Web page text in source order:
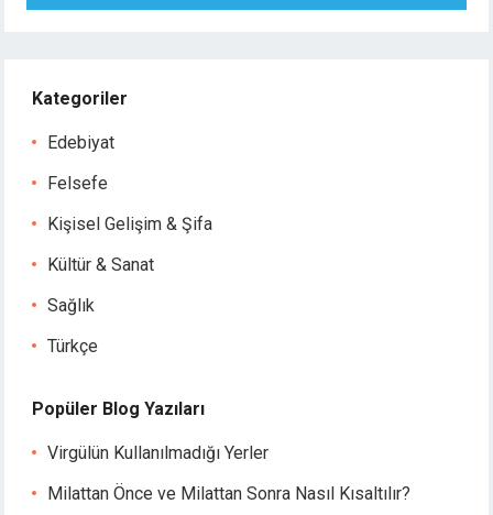
Kategoriler
Edebiyat
Felsefe
Kişisel Gelişim & Şifa
Kültür & Sanat
Sağlık
Türkçe
Popüler Blog Yazıları
Virgülün Kullanılmadığı Yerler
Milattan Önce ve Milattan Sonra Nasıl Kısaltılır?